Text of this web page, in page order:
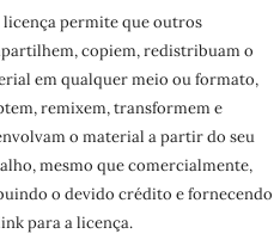
licença permite que outros
copiem, redistribuam o
em qualquer meio ou formato,
remixem, transformem e
o material a partir do seu
mesmo que comercialmente,
o devido crédito e fornecendo
para a licença.